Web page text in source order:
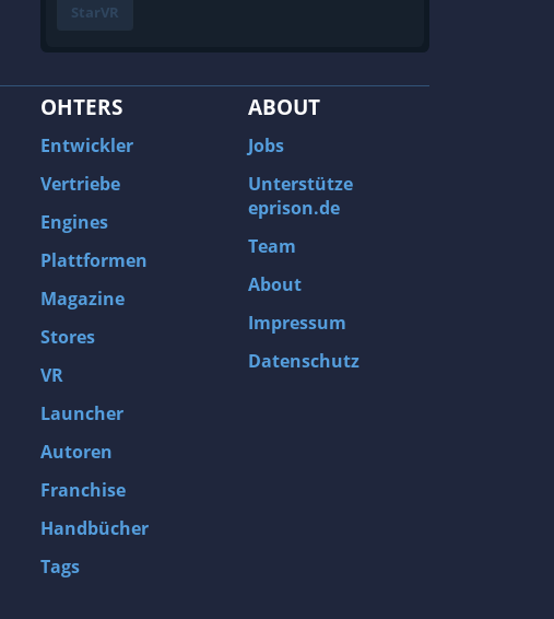
StarVR
OHTERS
Entwickler
Vertriebe
Engines
Plattformen
Magazine
Stores
VR
Launcher
Autoren
Franchise
Handbücher
Tags
ABOUT
Jobs
Unterstütze
eprison.de
Team
About
Impressum
Datenschutz